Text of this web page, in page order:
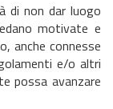
di non dar luogo
motivate e
anche connesse
e/o altri
possa avanzare